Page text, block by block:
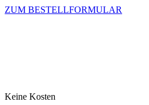
ZUM BESTELLFORMULAR
Keine Kosten